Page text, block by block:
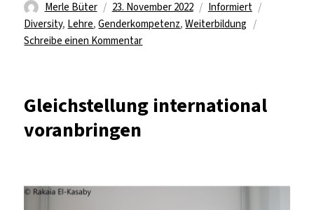
Autor
Merle Büter
Veröffentlicht
am
23. November 2022 Kategorien
Informiert
Diversity, Lehre,Genderkompetenz,Weiterbildung
Schreibe einen Kommentarzu
Toolbox
Gleichstellung international
voranbringen